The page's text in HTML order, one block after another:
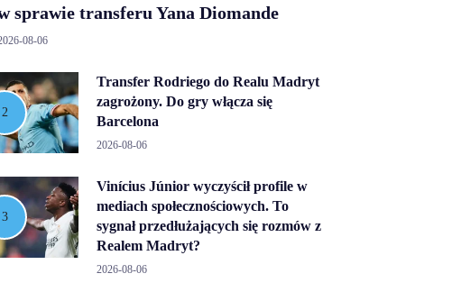
sprawie transferu Yana Diomande
08-06
Transfer Rodriego do Realu Madryt
zagrożony. Do gry włącza się
Barcelona
2026-08-06
Vinícius Júnior wyczyścił profile w
mediach społecznościowych. To
sygnał przedłużających się rozmów z
Realem Madryt?
2026-08-06